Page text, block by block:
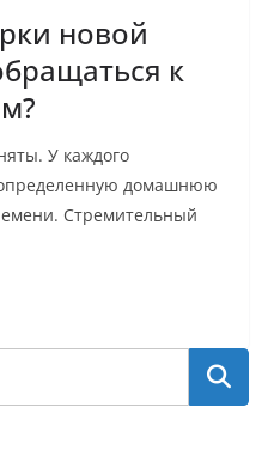
новой
к
У каждого
домашнюю
Стремительный